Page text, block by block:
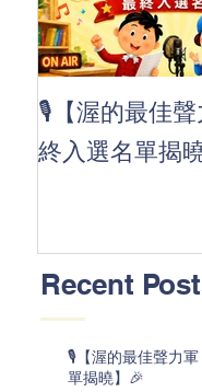
🎙️【渥的最佳
終入選名單揭
Recent
🎙️【渥的最佳聲力
單揭曉】🎉